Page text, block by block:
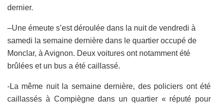
dernier.
–Une émeute s’est déroulée dans la nuit de vendredi à
samedi la semaine dernière dans le quartier occupé de
Monclar, à Avignon. Deux voitures ont notamment été
brûlées et un bus a été caillassé.
-La même nuit la semaine dernière, des policiers ont été
caillassés à Compiègne dans un quartier « réputé pour